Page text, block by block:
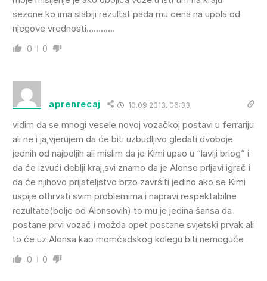
sezone ko ima slabiji rezultat pada mu cena na upola od
njegove vrednosti…………
0 0
aprenrecaj 10.09.2013. 06:33
vidim da se mnogi vesele novoj vozačkoj postavi u ferrariju
ali ne i ja,vjerujem da će biti uzbudljivo gledati dvoboje
jednih od najboljih ali mislim da je Kimi upao u “lavlji brlog” i
da će izvući deblji kraj,svi znamo da je Alonso prljavi igrač i
da će njihovo prijateljstvo brzo završiti jedino ako se Kimi
uspije othrvati svim problemima i napravi respektabilne
rezultate(bolje od Alonsovih) to mu je jedina šansa da
postane prvi vozač i možda opet postane svjetski prvak ali
to će uz Alonsa kao momčadskog kolegu biti nemoguče
0 0